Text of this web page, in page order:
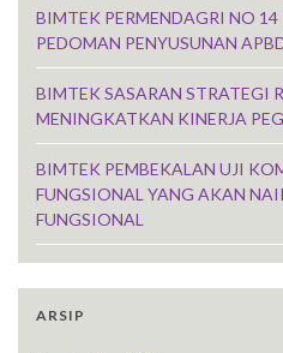
BIMTEK PERMENDAGRI NO
PEDOMAN PENYUSUNAN
BIMTEK SASARAN STRATEGI
MENINGKATKAN KINERJA
BIMTEK PEMBEKALAN UJI
FUNGSIONAL YANG AKAN
FUNGSIONAL
ARSIP